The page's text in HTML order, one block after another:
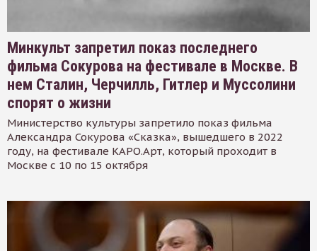
Минкульт запретил показ последнего
фильма Сокурова на фестивале в Москве. В
нем Сталин, Черчилль, Гитлер и Муссолини
спорят о жизни
Министерство культуры запретило показ фильма
Александра Сокурова «Сказка», вышедшего в 2022
году, на фестивале КАРО.Арт, который проходит в
Москве с 10 по 15 октября